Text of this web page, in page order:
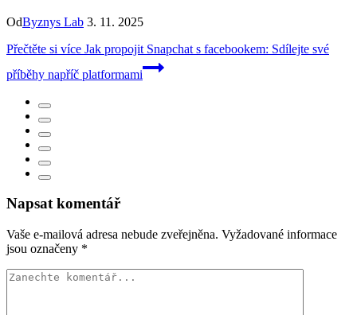
OdByznys Lab 3. 11. 2025
Přečtěte si více Jak propojit Snapchat s facebookem: Sdílejte své
příběhy napříč platformami
Napsat komentář
Vaše e-mailová adresa nebude zveřejněna. Vyžadované informace
jsou označeny *